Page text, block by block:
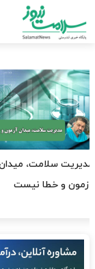
واردات دارو و
باید در اولویت